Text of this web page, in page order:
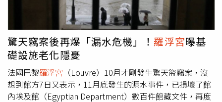
驚人，他的家庭狀況也常成為話題。外界好奇他如何擁有4
位「老婆」與14名子女。對此，胡漢龑過去受訪時親自澄
清，自己早已與法律上的配偶離婚，身分證配偶欄空白超過
20年，並未違反重婚規定。他表示，雖未再登記結婚，但與
身邊女性的關係皆為「合法生子、合理相處」。 日本爆7.2
強震！青森震度6強 發布海嘯警報 臥床逾10年！蔡英文重
要左右手離世 傳昨辦告別式 蔬菜、豆腐、花生粉全出事！
富樂、雅香、辛殿都上榜
驚天竊案後再爆「漏水危機」！ 羅浮宮曝基
礎設施老化隱憂
法國巴黎羅浮宮 （Louvre）10月才剛發生驚天盜竊案，沒
想到館方7日又表示，11月底發生的漏水事件，已損壞了館
內埃及館（Egyptian Department）數百件館藏文件，再度